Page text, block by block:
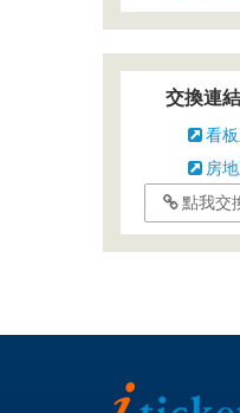
交換連
看
房
點我交